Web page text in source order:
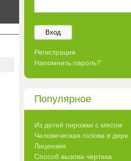
Вход
Регистрация
Напомнить пароль?
Популярное
Из детей пирожки с мясом
Человеческая голова в дере...
Лицензия
Способ вызова чертика